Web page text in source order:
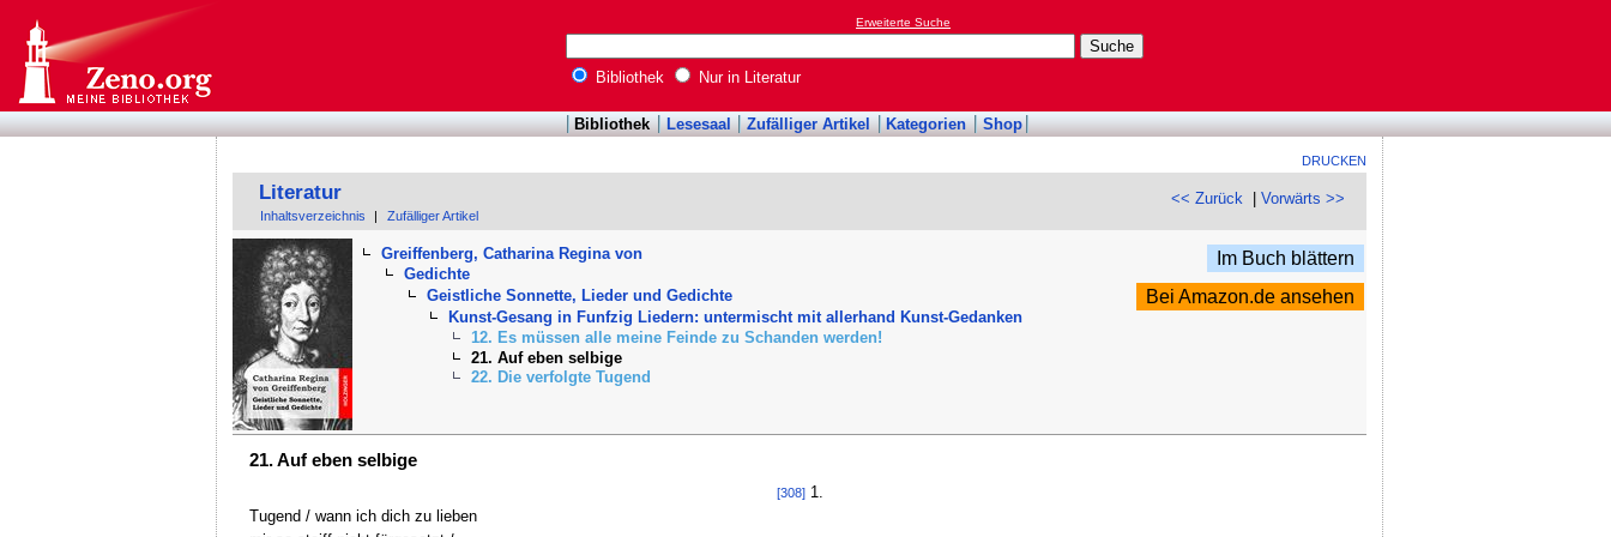
Erweiterte Suche
Bibliothek Nur in Literatur
Bibliothek Lesesaal Zufälliger Artikel Kategorien Shop
DRUCKEN
<< Zurück |Vorwärts >>
Literatur
Inhaltsverzeichnis Zufälliger Artikel
Greiffenberg, Catharina Regina von
Gedichte
Geistliche Sonnette, Lieder und Gedichte
Kunst-Gesang in Funfzig Liedern: untermischt mit allerhand Kunst-Gedanken
12. Es müssen alle meine Feinde zu Schanden werden!
21. Auf eben selbige
22. Die verfolgte Tugend
Im Buch blättern
Bei Amazon.de ansehen
21. Auf eben selbige
[308]1.
Tugend / wann ich dich zu lieben